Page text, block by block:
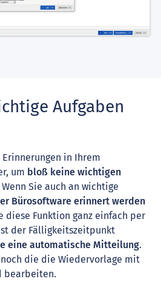
Aufgaben
in Ihrem
um bloß keine wichtigen
Wenn Sie auch an wichtige
Bürosoftware erinnert werden
diese Funktion ganz einfach per
der Fälligkeitszeitpunkt
eine automatische Mitteilung.
die die Wiedervorlage mit
bearbeiten.